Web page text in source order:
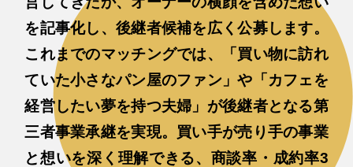
を記事化し、後継者候補を広く公募します。
これまでのマッチングでは、「買い物に訪れ
ていた小さなパン屋のファン」や「カフェを
経営したい夢を持つ夫婦」が後継者となる第
三者事業承継を実現。買い手が売り手の事業
と想いを深く理解できる、商談率・成約率3